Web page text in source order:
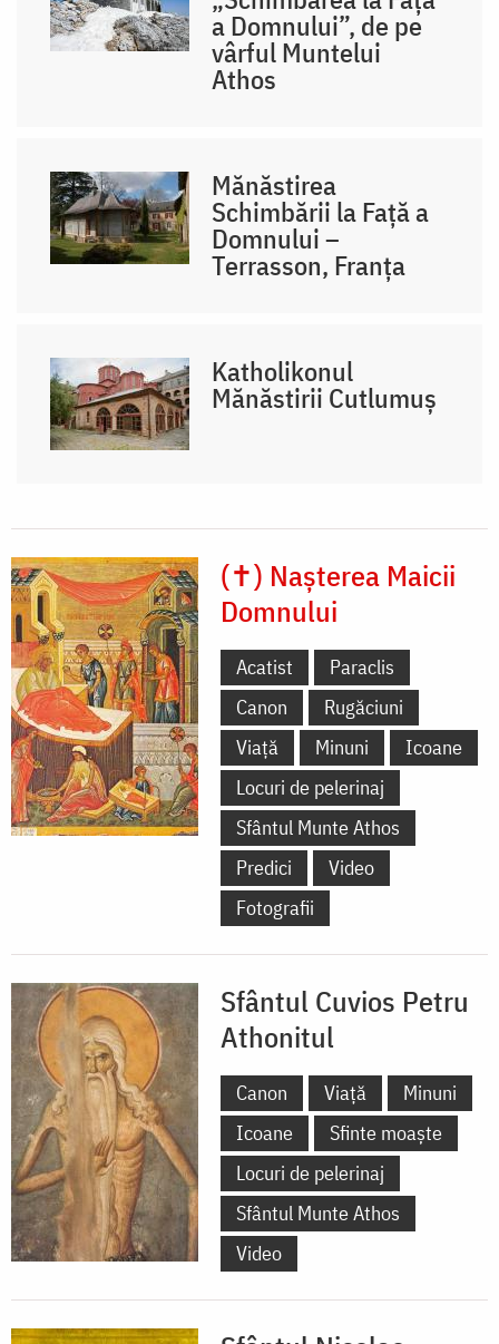
a Domnului”, de pe
vârful Muntelui
Athos
Mănăstirea
Schimbării la Față a
Domnului –
Terrasson, Franţa
Katholikonul
Mănăstirii Cutlumuș
(✝) Nașterea Maicii
Domnului
Acatist
Paraclis
Canon
Rugăciuni
Viață
Minuni
Icoane
Locuri de pelerinaj
Sfântul Munte Athos
Predici
Video
Fotografii
Sfântul Cuvios Petru
Athonitul
Canon Viață
Minuni
Icoane
Sfinte moaște
Locuri de pelerinaj
Sfântul Munte Athos
Video